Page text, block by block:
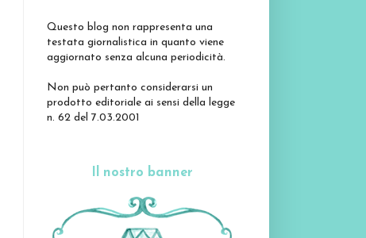
Questo blog non rappresenta una
testata giornalistica in quanto viene
aggiornato senza alcuna periodicità.
Non può pertanto considerarsi un
prodotto editoriale ai sensi della legge
n. 62 del 7.03.2001
Il nostro banner